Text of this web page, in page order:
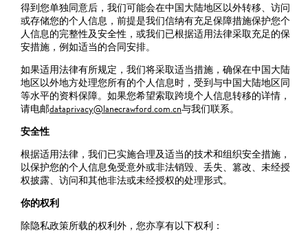
得到您单独同意后，我们可能会在中国大陆地区以外转移、访问
或存储您的个人信息，前提是我们信纳有充足保障措施保护您个
人信息的完整性及安全性，或我们已根据适用法律采取充足的保
安措施，例如适当的合同安排。
如果适用法律有所规定，我们将采取适当措施，确保在中国大陆
地区以外地方处理您所有的个人信息时，受到与中国大陆地区同
等水平的资料保障。如果您希望索取跨境个人信息转移的详情，
请电邮dataprivacy@lanecrawford.com.cn与我们联系。
安全性
根据适用法律，我们已实施合理及适当的技术和组织安全措施，
以保护您的个人信息免受意外或非法销毁、丢失、篡改、未经授
权披露、访问和其他非法或未经授权的处理形式。
你的权利
除隐私政策所载的权利外，您亦享有以下权利：